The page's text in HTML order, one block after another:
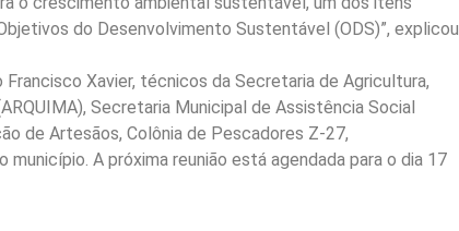
do Desenvolvimento Sustentável (ODS)”, explicou
Xavier, técnicos da Secretaria de Agricultura,
Secretaria Municipal de Assistência Social
de Artesãos, Colônia de Pescadores Z-27,
A próxima reunião está agendada para o dia 17